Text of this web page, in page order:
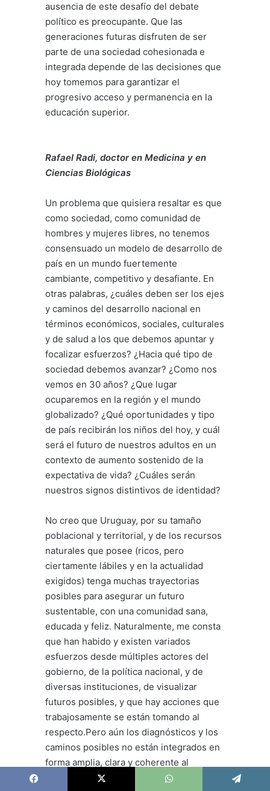
ausencia de este desafío del debate
político es preocupante. Que las
generaciones futuras disfruten de ser
parte de una sociedad cohesionada e
integrada depende de las decisiones que
hoy tomemos para garantizar el
progresivo acceso y permanencia en la
educación superior.
Rafael Radi, doctor en Medicina y en
Ciencias Biológicas
Un problema que quisiera resaltar es que
como sociedad, como comunidad de
hombres y mujeres libres, no tenemos
consensuado un modelo de desarrollo de
país en un mundo fuertemente
cambiante, competitivo y desafiante. En
otras palabras, ¿cuáles deben ser los ejes
y caminos del desarrollo nacional en
términos económicos, sociales, culturales
y de salud a los que debemos apuntar y
focalizar esfuerzos? ¿Hacia qué tipo de
sociedad debemos avanzar? ¿Como nos
vemos en 30 años? ¿Que lugar
ocuparemos en la región y el mundo
globalizado? ¿Qué oportunidades y tipo
de país recibirán los niños del hoy, y cuál
será el futuro de nuestros adultos en un
contexto de aumento sostenido de la
expectativa de vida? ¿Cuáles serán
nuestros signos distintivos de identidad?
No creo que Uruguay, por su tamaño
poblacional y territorial, y de los recursos
naturales que posee (ricos, pero
ciertamente lábiles y en la actualidad
exigidos) tenga muchas trayectorias
posibles para asegurar un futuro
sustentable, con una comunidad sana,
educada y feliz. Naturalmente, me consta
que han habido y existen variados
esfuerzos desde múltiples actores del
gobierno, de la política nacional, y de
diversas instituciones, de visualizar
futuros posibles, y que hay acciones que
trabajosamente se están tomando al
respecto.Pero aún los diagnósticos y los
caminos posibles no están integrados en
forma amplia, clara y coherente al
quehacer y debate nacionales. Más